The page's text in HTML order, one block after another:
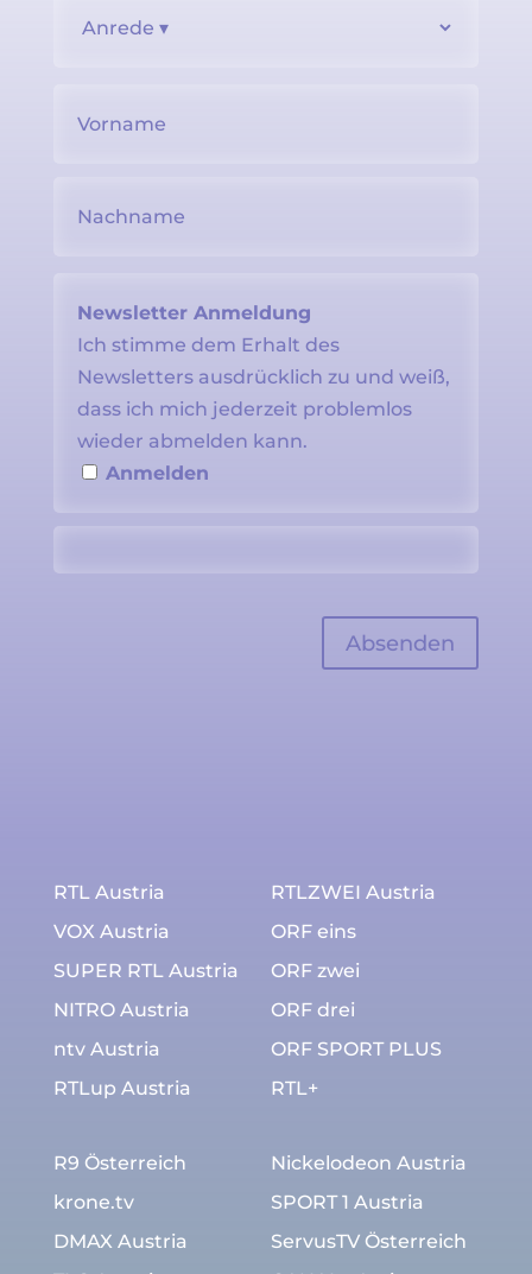
Newsletter Anmeldung
Ich stimme dem Erhalt des
Newsletters ausdrücklich zu und weiß,
dass ich mich jederzeit problemlos
wieder abmelden kann.
Anmelden
RTL Austria
VOX Austria
SUPER RTL Austria
NITRO Austria
ntv Austria
RTLup Austria
RTLZWEI Austria
ORF eins
ORF zwei
ORF drei
ORF SPORT PLUS
RTL+
R9 Österreich
krone.tv
DMAX Austria
Nickelodeon Austria
SPORT 1 Austria
ServusTV Österreich